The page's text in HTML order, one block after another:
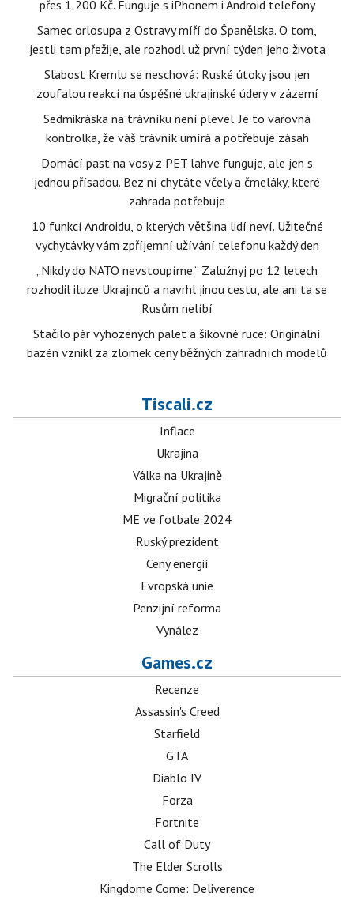
přes 1 200 Kč. Funguje s iPhonem i Android telefony
Samec orlosupa z Ostravy míří do Španělska. O tom,
jestli tam přežije, ale rozhodl už první týden jeho života
Slabost Kremlu se neschová: Ruské útoky jsou jen
zoufalou reakcí na úspěšné ukrajinské údery v zázemí
Sedmikráska na trávníku není plevel. Je to varovná
kontrolka, že váš trávník umírá a potřebuje zásah
Domácí past na vosy z PET lahve funguje, ale jen s
jednou přísadou. Bez ní chytáte včely a čmeláky, které
zahrada potřebuje
10 funkcí Androidu, o kterých většina lidí neví. Užitečné
vychytávky vám zpříjemní užívání telefonu každý den
„Nikdy do NATO nevstoupíme.“ Zalužnyj po 12 letech
rozhodil iluze Ukrajinců a navrhl jinou cestu, ale ani ta se
Rusům nelíbí
Stačilo pár vyhozených palet a šikovné ruce: Originální
bazén vznikl za zlomek ceny běžných zahradních modelů
Tiscali.cz
Inflace
Ukrajina
Válka na Ukrajině
Migrační politika
ME ve fotbale 2024
Ruský prezident
Ceny energií
Evropská unie
Penzijní reforma
Vynález
Games.cz
Recenze
Assassin's Creed
Starfield
GTA
Diablo IV
Forza
Fortnite
Call of Duty
The Elder Scrolls
Kingdome Come: Deliverence